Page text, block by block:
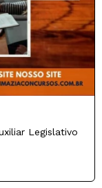
Legislativo